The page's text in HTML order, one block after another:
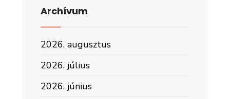
Archívum
2026. augusztus
2026. július
2026. június